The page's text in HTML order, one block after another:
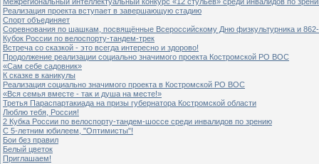
Реализация проекта вступает в завершающую стадию
Спорт объединяет
Соревнования по шашкам, посвящённые Всероссийскому Дню физкультурника и
Кубок России по велоспорту-тандем-трек
Встреча со сказкой - это всегда интересно и здорово!
Продолжение реализации социально значимого проекта Костромской РО ВОС
«Сам себе садовник»
К сказке в каникулы
Реализация социально значимого проекта в Костромской РО ВОС
«Вся семья вместе - так и душа на месте!»
Третья Параспартакиада на призы губернатора Костромской области
Люблю тебя, Россия!
2 Кубка России по велоспорту-тандем-шоссе среди инвалидов по зрению
С 5-летним юбилеем, "Оптимисты"!
Бои без правил
Белый цветок
Приглашаем!